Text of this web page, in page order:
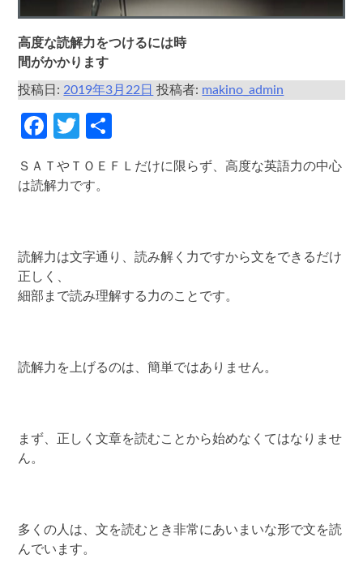
高度な読解力をつけるには時
間がかかります
投稿日:2019年3月22日 投稿者: makino_admin
Facebook
Twitter
ＳＡＴやＴＯＥＦＬだけに限らず、高度な英語力の中心
は読解力です。
読解力は文字通り、読み解く力ですから文をできるだけ
正しく、
細部まで読み理解する力のことです。
読解力を上げるのは、簡単ではありません。
まず、正しく文章を読むことから始めなくてはなりませ
ん。
多くの人は、文を読むとき非常にあいまいな形で文を読
んでいます。